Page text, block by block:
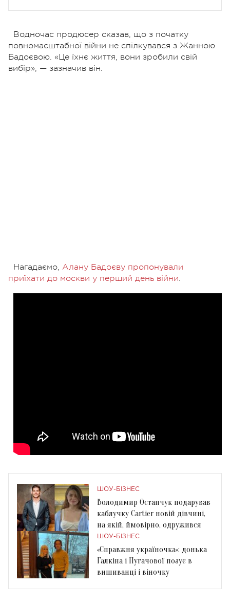
Водночас продюсер сказав, що з початку
повномасштабної війни не спілкувався з Жанною
Бадоєвою. «Це їхнє життя, вони зробили свій
вибір», — зазначив він.
Нагадаємо, Алану Бадоєву пропонували
приїхати до москви у перший день війни.
ШОУ-БІЗНЕС
Володимир Остапчук подарував
каблучку Cartier новій дівчині,
на якій, ймовірно, одружився
ШОУ-БІЗНЕС
«Справжня україночка»: донька
Галкіна і Пугачової позує в
вишиванці і віночку